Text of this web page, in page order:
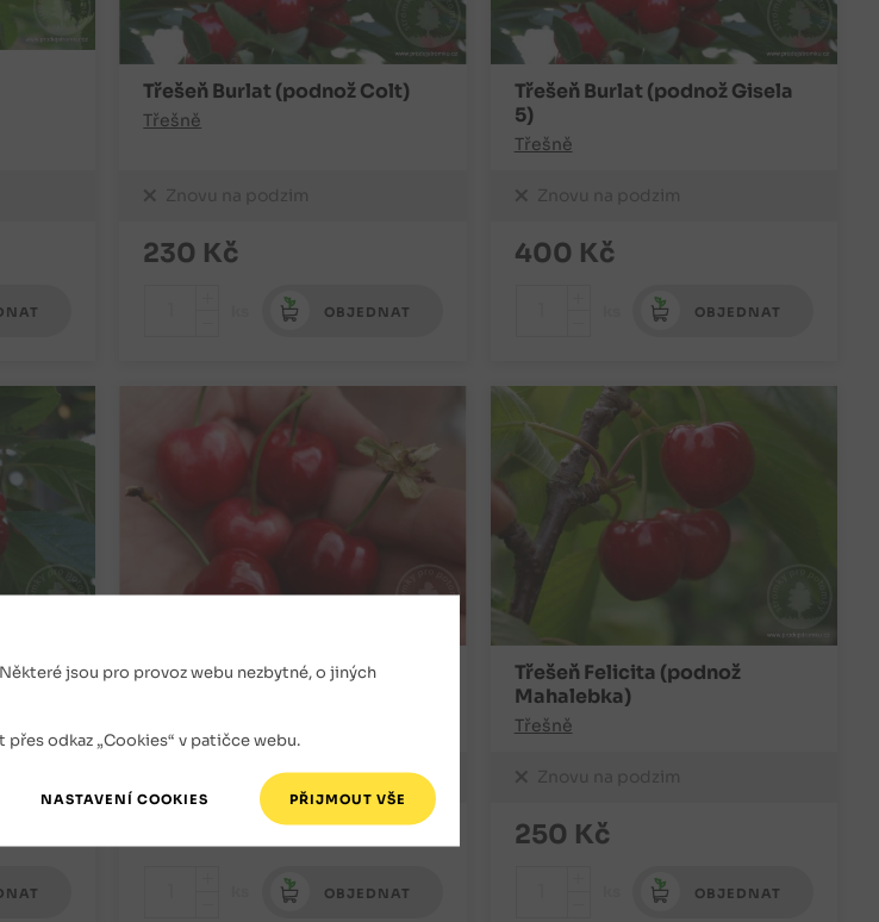
jsou pro provoz webu nezbytné, o jiných
odkaz „Cookies“ v patičce webu.
Třešeň Burlat (podnož Colt)
Třešně
Znovu na podzim
230 Kč
OBJEDNAT
Třešeň Burlat (podnož Gisela
5)
Třešně
Znovu na podzim
400 Kč
OBJEDNAT
Třešeň Fabiola (podnož Gisela
Znovu na podzim
OBJEDNAT
Třešeň Felicita (podnož
Mahalebka)
Třešně
Znovu na podzim
250 Kč
OBJEDNAT